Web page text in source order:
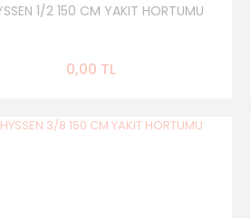
1/2 150 CM YAKIT HORTUMU
0,00 TL